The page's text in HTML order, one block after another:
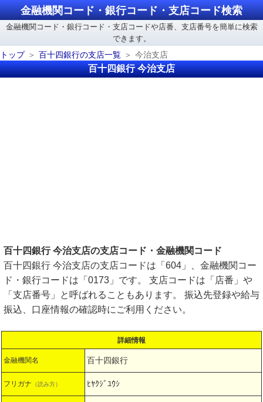
金融機関コード・銀行コード・支店コード検索
金融機関コード・銀行コード・支店コードや店番、支店番号を簡単に検索
できます。
トップ
百十四銀行の支店一覧 今治支店
百十四銀行 今治支店
百十四銀行 今治支店の支店コード・金融機関コード
百十四銀行 今治支店の支店コードは「604」、金融機関コー
ド・銀行コードは「0173」です。 支店コードは「店番」や
「支店番号」と呼ばれることもあります。 振込先登録や給与
振込、口座情報の確認時にご利用ください。
詳細情報
金融機関名 百十四銀行
フリガナ （読み方） ﾋﾔｸｼﾞﾕｳｼ